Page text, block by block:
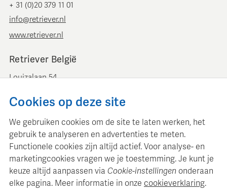
+ 31 (0)20 379 11 01
info@retriever.nl
www.retriever.nl
Retriever België
Louizalaan 54
+ 32 (0)2 893 00 52
www.retrievermedia.be
Retriever Media Informatie onderhoudt een gestructureerde
Cookies op deze site
We gebruiken cookies om de site te laten werken, het
gebruik te analyseren en advertenties te meten.
Functionele cookies zijn altijd actief. Voor analyse- en
marketingcookies vragen we je toestemming. Je kunt je
keuze altijd aanpassen via Cookie-instellingen onderaan
elke pagina. Meer informatie in onze cookieverklaring.